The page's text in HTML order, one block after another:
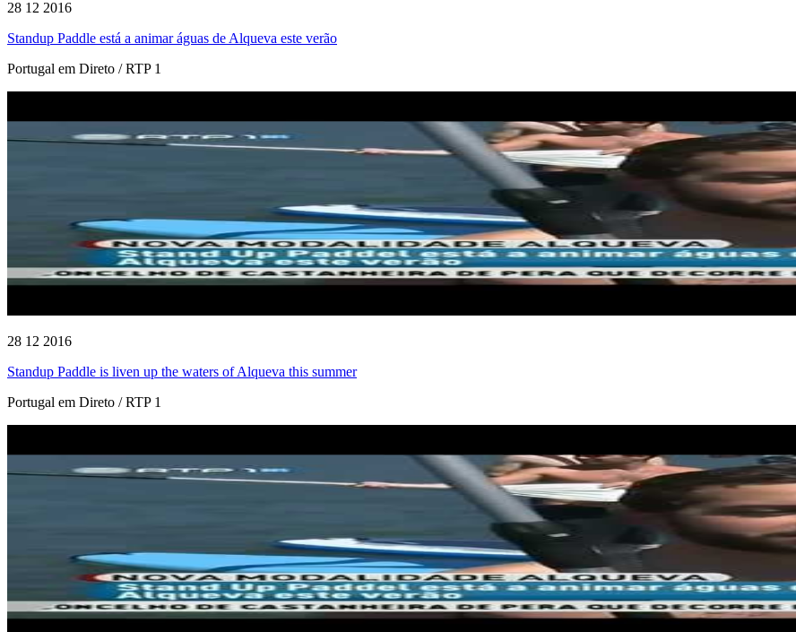
28 12 2016
Standup Paddle está a animar águas de Alqueva este verão
Portugal em Direto / RTP 1
28 12 2016
Standup Paddle is liven up the waters of Alqueva this summer
Portugal em Direto / RTP 1